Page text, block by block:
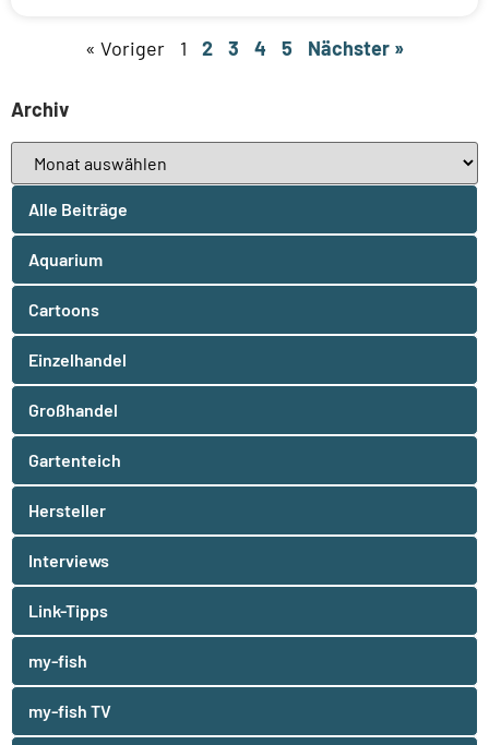
« Voriger 1 2 3 4 5 Nächster »
Archiv
Alle Beiträge
Aquarium
Cartoons
Einzelhandel
Großhandel
Gartenteich
Hersteller
Interviews
Link-Tipps
my-fish
my-fish TV